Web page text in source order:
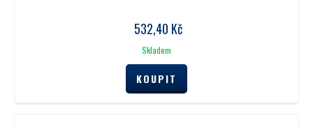
532,40 Kč
Skladem